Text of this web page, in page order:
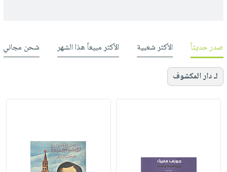
صدر حديثاً الأكثر شعبية الأكثر مبيعاً هذا الشهر شحن مجاني
لـ دار المكشوف